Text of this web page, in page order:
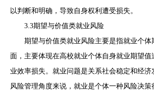
以判断和明确，导致自身权利遭受损失。
3.3期望与价值类就业风险
期望与价值类就业风险主要是指就业个
面，主要体现在高校就业个体自身就业期望
业效率损失。就业问题是关系社会稳定和经济
风险管理角度来说，就业是个体一种风险决